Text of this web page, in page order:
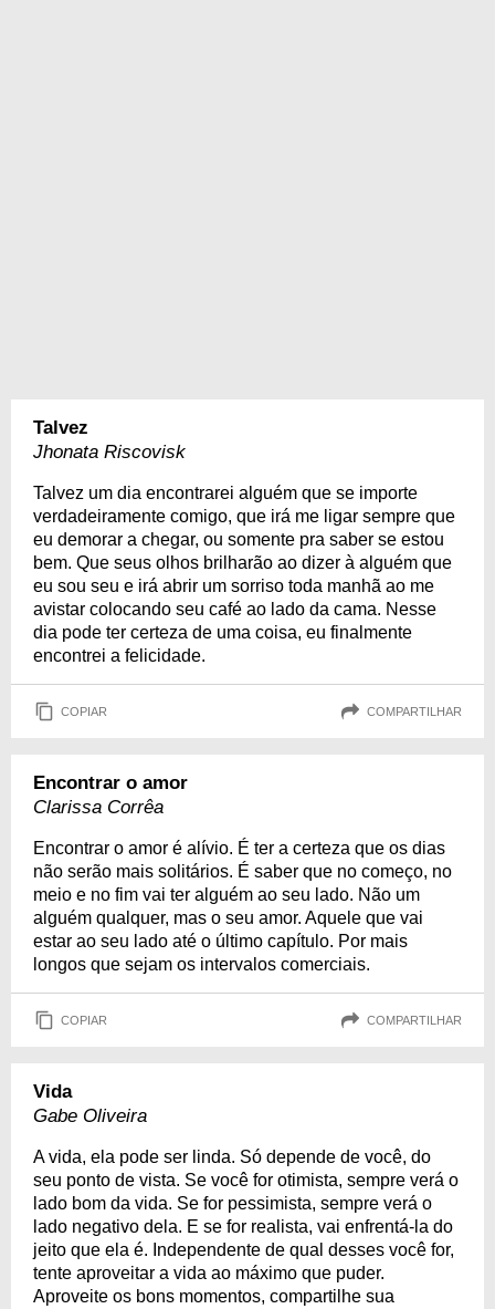
Talvez
Jhonata Riscovisk
Talvez um dia encontrarei alguém que se importe
verdadeiramente comigo, que irá me ligar sempre que
eu demorar a chegar, ou somente pra saber se estou
bem. Que seus olhos brilharão ao dizer à alguém que
eu sou seu e irá abrir um sorriso toda manhã ao me
avistar colocando seu café ao lado da cama. Nesse
dia pode ter certeza de uma coisa, eu finalmente
encontrei a felicidade.
COPIAR COMPARTILHAR
Encontrar o amor
Clarissa Corrêa
Encontrar o amor é alívio. É ter a certeza que os dias
não serão mais solitários. É saber que no começo, no
meio e no fim vai ter alguém ao seu lado. Não um
alguém qualquer, mas o seu amor. Aquele que vai
estar ao seu lado até o último capítulo. Por mais
longos que sejam os intervalos comerciais.
COPIAR COMPARTILHAR
Vida
Gabe Oliveira
A vida, ela pode ser linda. Só depende de você, do
seu ponto de vista. Se você for otimista, sempre verá o
lado bom da vida. Se for pessimista, sempre verá o
lado negativo dela. E se for realista, vai enfrentá-la do
jeito que ela é. Independente de qual desses você for,
tente aproveitar a vida ao máximo que puder.
Aproveite os bons momentos, compartilhe sua